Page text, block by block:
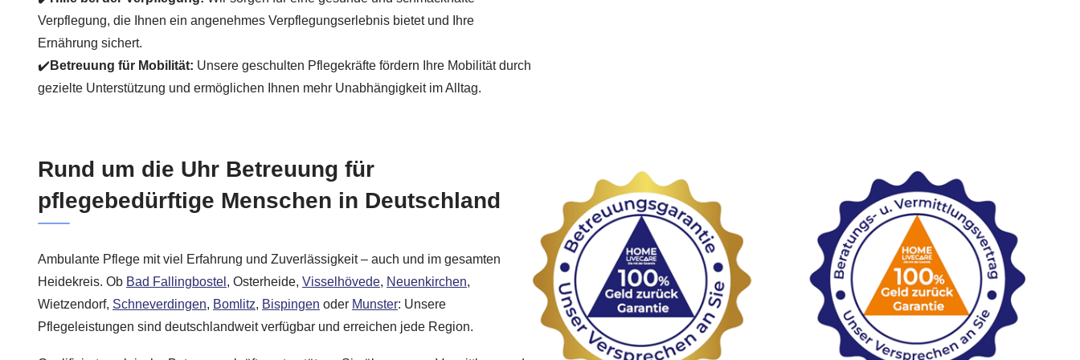
Verpflegung, die Ihnen ein angenehmes Verpflegungserlebnis bietet und Ihre
Ernährung sichert.
✔️ Betreuung für Mobilität: Unsere geschulten Pflegekräfte fördern Ihre Mobilität durch
gezielte Unterstützung und ermöglichen Ihnen mehr Unabhängigkeit im Alltag.
Rund um die Uhr Betreuung für
pflegebedürftige Menschen in Deutschland
Ambulante Pflege mit viel Erfahrung und Zuverlässigkeit – auch und im gesamten
Heidekreis. Ob Bad Fallingbostel , Osterheide, Visselhövede, Neuenkirchen,
Wietzendorf, Schneverdingen, Bomlitz, Bispingen oder Munster: Unsere
Pflegeleistungen sind deutschlandweit verfügbar und erreichen jede Region.